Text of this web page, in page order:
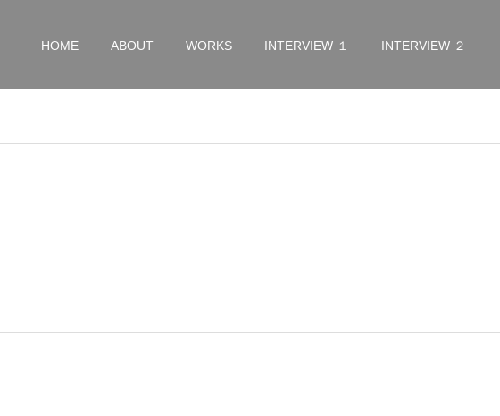
HOME ABOUT WORKS INTERVIEW １ INTERVIEW ２